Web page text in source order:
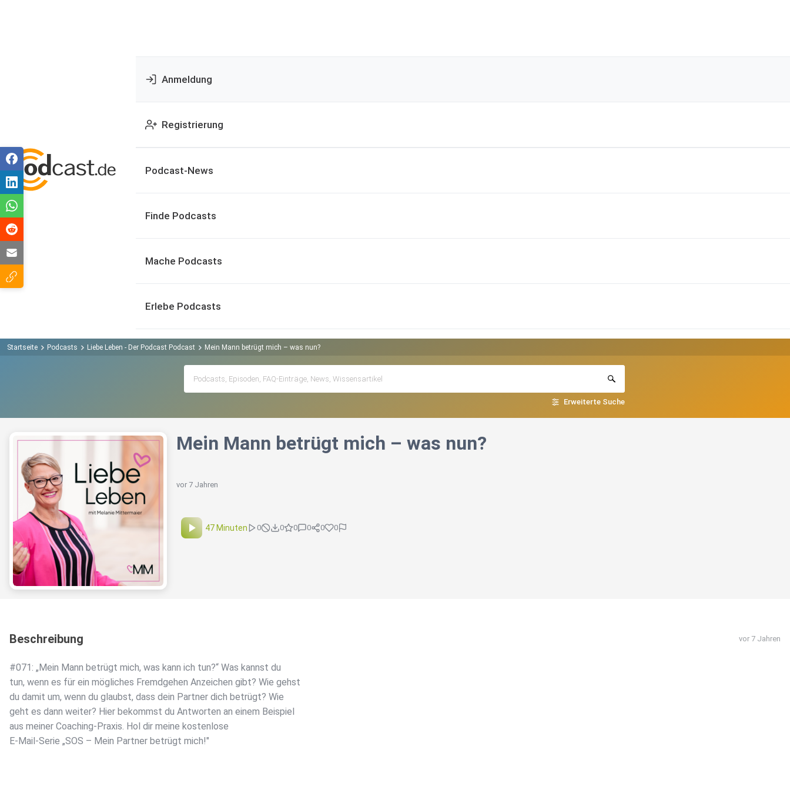
Anmeldung
Registrierung
Podcast-News
Finde Podcasts
Mache Podcasts
Erlebe Podcasts
Startseite Podcasts Liebe Leben - Der Podcast Podcast Mein Mann betrügt mich – was nun?
Erweiterte Suche
Mein Mann betrügt mich – was nun?
vor 7 Jahren
47 Minuten 0 0 0 0 0 0
Beschreibung vor 7 Jahren
#071: „Mein Mann betrügt mich, was kann ich tun?“ Was kannst du
tun, wenn es für ein mögliches Fremdgehen Anzeichen gibt? Wie gehst
du damit um, wenn du glaubst, dass dein Partner dich betrügt? Wie
geht es dann weiter? Hier bekommst du Antworten an einem Beispiel
aus meiner Coaching-Praxis. Hol dir meine kostenlose
E-Mail-Serie „SOS – Mein Partner betrügt mich!"